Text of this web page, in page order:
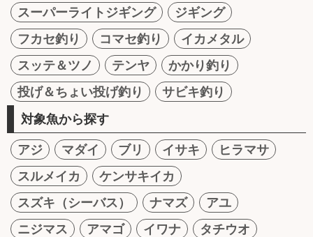
スーパーライトジギング
ジギング
フカセ釣り
コマセ釣り
イカメタル
スッテ＆ツノ
テンヤ
かかり釣り
投げ＆ちょい投げ釣り
サビキ釣り
対象魚から探す
アジ マダイ ブリ イサキ
ヒラマサ
スルメイカ
ケンサキイカ
スズキ（シーバス）
ナマズ
アユ
ニジマス
アマゴ イワナ
タチウオ